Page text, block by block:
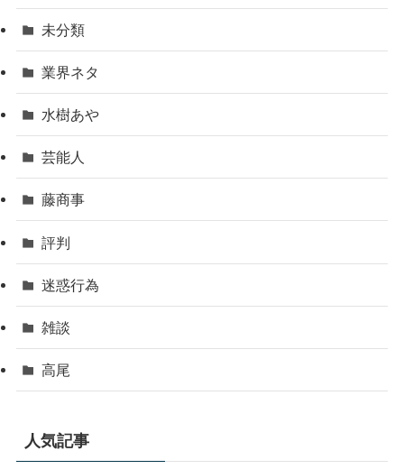
未分類
業界ネタ
水樹あや
芸能人
藤商事
評判
迷惑行為
雑談
高尾
人気記事